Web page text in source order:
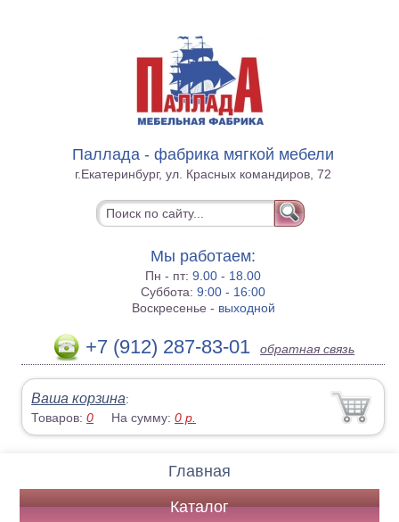
Паллада - фабрика мягкой мебели
г.Екатеринбург, ул. Красных командиров, 72
Мы работаем:
Пн - пт:9.00 - 18.00
Суббота:9:00 - 16:00
Воскресенье - выходной
+7 (912) 287-83-01 обратная связь
Ваша корзина:
Товаров:0 На сумму:0 р.
Главная
Каталог